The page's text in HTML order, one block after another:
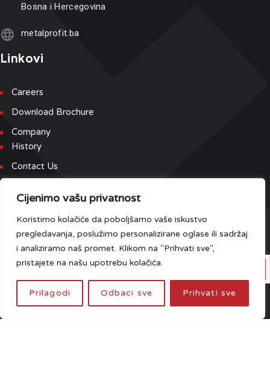
Cijenimo vašu privatnost
Koristimo kolačiće da poboljšamo vaše iskustvo
pregledavanja, poslužimo personalizirane oglase ili sadržaj
i analiziramo naš promet. Klikom na "Prihvati sve",
pristajete na našu upotrebu kolačića.
Prilagodi Odbaci sve Prihvati sve
Bosna i Hercegovina
metalprofit.ba
Linkovi
Careers
Download Brochure
Company
History
Contact Us
Prijavite se na našu Newsletter i Event listu kako bi prvi dobili
najnovije informacije.
Imate pitanja?